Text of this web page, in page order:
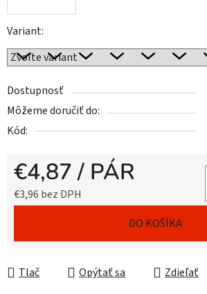
Variant:
Dostupnosť
Môžeme doručiť do:
Kód:
€4,87/ PÁR
€3,96 bez DPH
DO KOŠÍKA
Tlač Opýtať sa Zdieľať